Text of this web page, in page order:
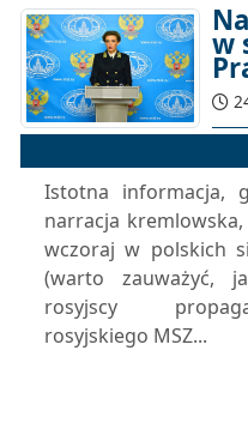
w
Istotna informacja,
narracja
wczoraj w polskich
(warto zauważyć,
rosyjscy
rosyjskiego MSZ...